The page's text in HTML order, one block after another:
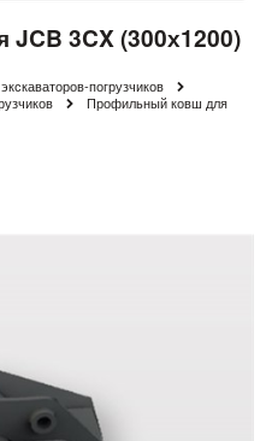
3CX (300х1200)
погрузчиков
Профильный ковш для